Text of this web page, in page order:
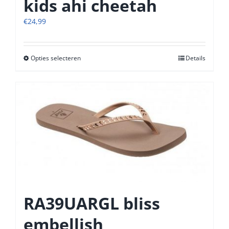
kids ahi cheetah
€24,99
Opties selecterenDit
variaties.
Deze
optie
kan
gekozen
Details
RA39UARGL bliss
embellish